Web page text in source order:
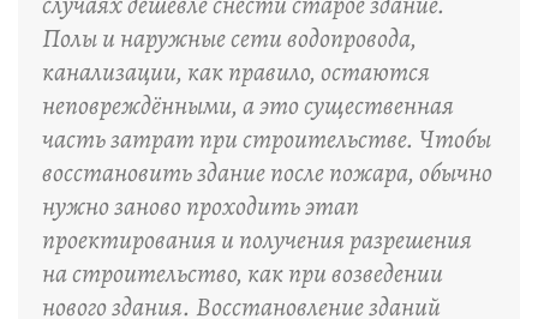
Полы и наружные сети водопровода,
канализации, как правило, остаются
неповреждёнными, а это существенная
часть затрат при строительстве. Чтобы
восстановить здание после пожара, обычно
нужно заново проходить этап
проектирования и получения разрешения
на строительство, как при возведении
нового здания. Восстановление зданий